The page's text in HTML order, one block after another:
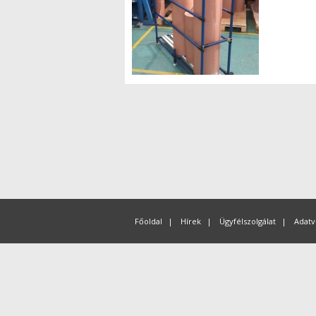
Főoldal | Hírek | Ügyfélszolgálat |